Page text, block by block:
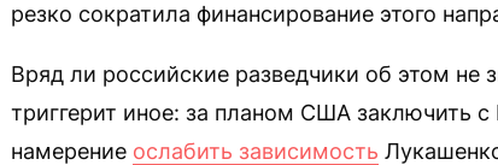
резко сократила финансирование этого
Вряд ли российские разведчики об этом не
триггерит иное: за планом США заключить
намерение ослабить зависимость